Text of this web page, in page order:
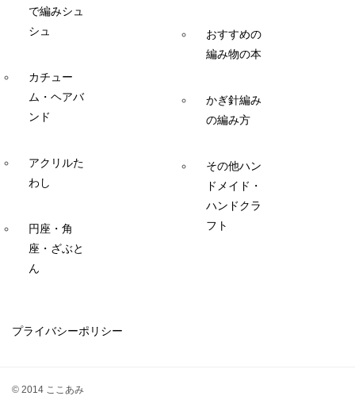
で編みシュ
シュ
カチュー
ム・ヘアバ
ンド
アクリルた
わし
円座・角
座・ざぶと
ん
おすすめの
編み物の本
かぎ針編み
の編み方
その他ハン
ドメイド・
ハンドクラ
フト
プライバシーポリシー
© 2014 ここあみ